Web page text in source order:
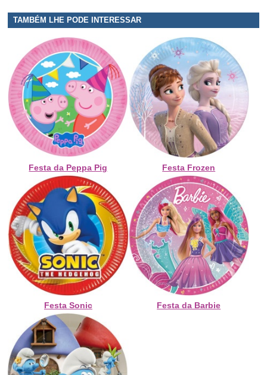
TAMBÉM LHE PODE INTERESSAR
Festa da Peppa Pig Festa Frozen
Festa Sonic Festa da Barbie